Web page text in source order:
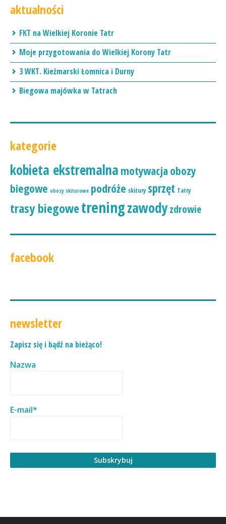
aktualności
FKT na Wielkiej Koronie Tatr
Moje przygotowania do Wielkiej Korony Tatr
3 WKT. Kieżmarski Łomnica i Durny
Biegowa majówka w Tatrach
kategorie
kobieta ekstremalna motywacja obozy
biegowe obozy skiturowe podróże skitury sprzęt Tatry
trasy biegowetreningzawodyzdrowie
facebook
newsletter
Zapisz się i bądź na bieżąco!
Nazwa
E-mail*